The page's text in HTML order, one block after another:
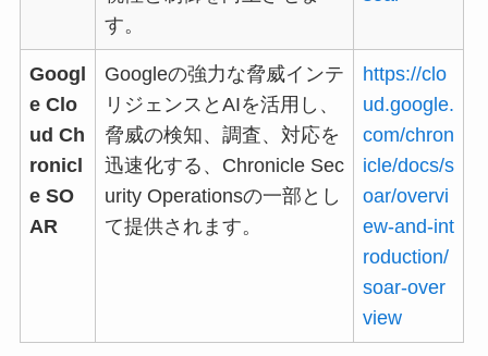
す。
Googl
e Clo
ud Ch
ronicl
e SO
AR
Googleの強力な脅威インテ
リジェンスとAIを活用し、
脅威の検知、調査、対応を
迅速化する、Chronicle Sec
urity Operationsの一部とし
て提供されます。
https://clo
ud.google.
com/chron
icle/docs/s
oar/overvi
ew-and-int
roduction/
soar-over
view